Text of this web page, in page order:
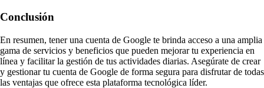
Conclusión
En resumen, tener una cuenta de Google te brinda acceso a una amplia
gama de servicios y beneficios que pueden mejorar tu experiencia en
línea y facilitar la gestión de tus actividades diarias. Asegúrate de crear
y gestionar tu cuenta de Google de forma segura para disfrutar de todas
las ventajas que ofrece esta plataforma tecnológica líder.